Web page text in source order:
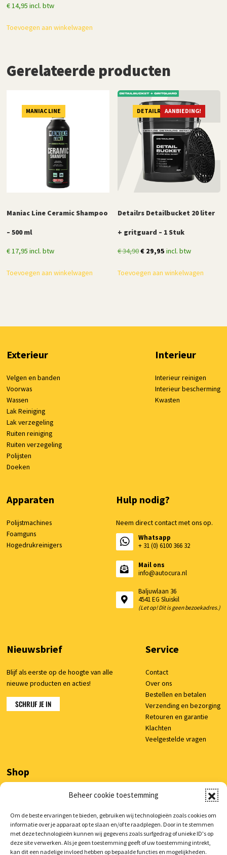
Beheer cookie toestemming
Om de beste ervaringen te bieden, gebruiken wij technologieën zoals cookies om
informatie over je apparaat op te slaan en/of te raadplegen. Door in te stemmen
met deze technologieën kunnen wij gegevens zoals surfgedrag of unieke ID's op
deze site verwerken. Als je geen toestemming geeft of uw toestemming intrekt,
kan dit een nadelige invloed hebben op bepaalde functies en mogelijkheden.
€14,95 incl. btw
Toevoegen aan winkelwagen
Gerelateerde producten
MANIAC LINE
Maniac Line Ceramic Shampoo
– 500 ml
€17,95 incl. btw
Toevoegen aan winkelwagen
AANBIEDING!
DETAILRS
Detailrs Detailbucket 20 liter
+ gritguard – 1 Stuk
€34,90Oorspronkelijke
was:
€ 29,95 Huidige
is:
incl. btw
Toevoegen aan winkelwagen
Exterieur
Velgen en banden
Voorwas
Wassen
Lak Reiniging
Lak verzegeling
Ruiten reiniging
Ruiten verzegeling
Polijsten
Doeken
Interieur
Interieur reinigen
Interieur bescherming
Kwasten
Apparaten
Polijstmachines
Foamguns
Hogedrukreinigers
Hulp nodig?
Neem direct contact met ons op.
Whatsapp
+ 31 (0) 6100 366 32
Mail ons
info@autocura.nl
Baljuwlaan 36
4541 EG Sluiskil
(Let op! Dit is geen bezoekadres.)
Nieuwsbrief
Blijf als eerste op de hoogte van alle
nieuwe producten en acties!
SCHRIJF JE IN
Service
Contact
Over ons
Bestellen en betalen
Verzending en bezorging
Retouren en garantie
Klachten
Veelgestelde vragen
Shop
© 2026 AutoCura / Privacy verklaring / Voorwaarden / Cookie beleid